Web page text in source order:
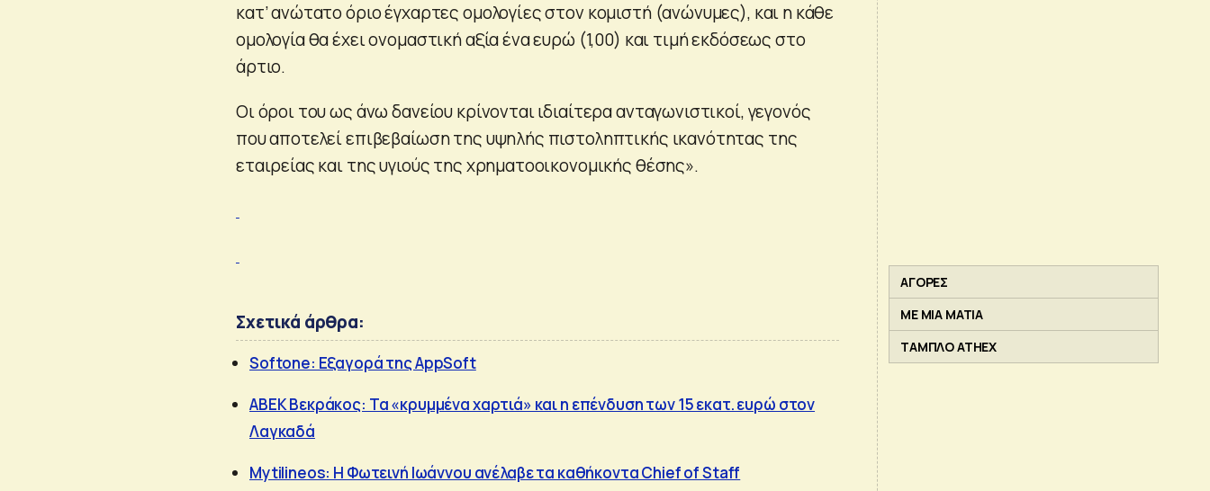
κατ’ ανώτατο όριο έγχαρτες ομολογίες στον κομιστή (ανώνυμες), και η κάθε
ομολογία θα έχει ονομαστική αξία ένα ευρώ (1,00) και τιμή εκδόσεως στο
άρτιο.
Οι όροι του ως άνω δανείου κρίνονται ιδιαίτερα ανταγωνιστικοί, γεγονός
που αποτελεί επιβεβαίωση της υψηλής πιστοληπτικής ικανότητας της
εταιρείας και της υγιούς της χρηματοοικονομικής θέσης».
Σχετικά άρθρα:
Softοne: Εξαγορά της AppSoft
ΑΒΕΚ Βεκράκος: Τα «κρυμμένα χαρτιά» και η επένδυση των 15 εκατ. ευρώ στον
Λαγκαδά
Mytilineos: Η Φωτεινή Ιωάννου ανέλαβε τα καθήκοντα Chief of Staff
ΑΓΟΡΕΣ
ΜΕ ΜΙΑ ΜΑΤΙΑ
ΤΑΜΠΛΟ ATHEX